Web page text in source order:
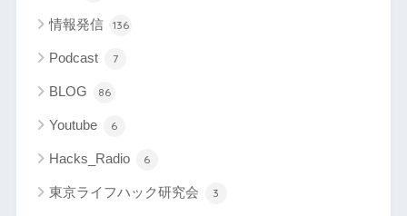
情報発信 136
Podcast 7
BLOG 86
Youtube 6
Hacks_Radio 6
東京ライフハック研究会 3